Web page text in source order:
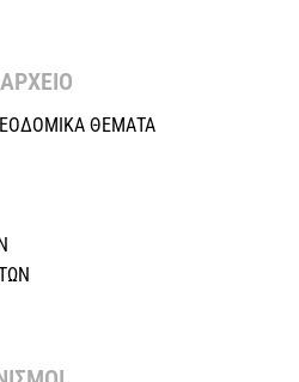
ΘΕΜΑΤΑ